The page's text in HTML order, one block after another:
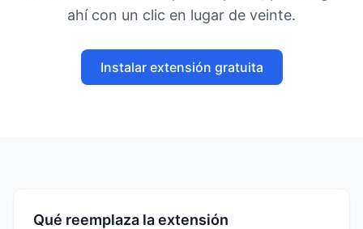
ahí con un clic en lugar de veinte.
Instalar extensión gratuita
Qué reemplaza la extensión